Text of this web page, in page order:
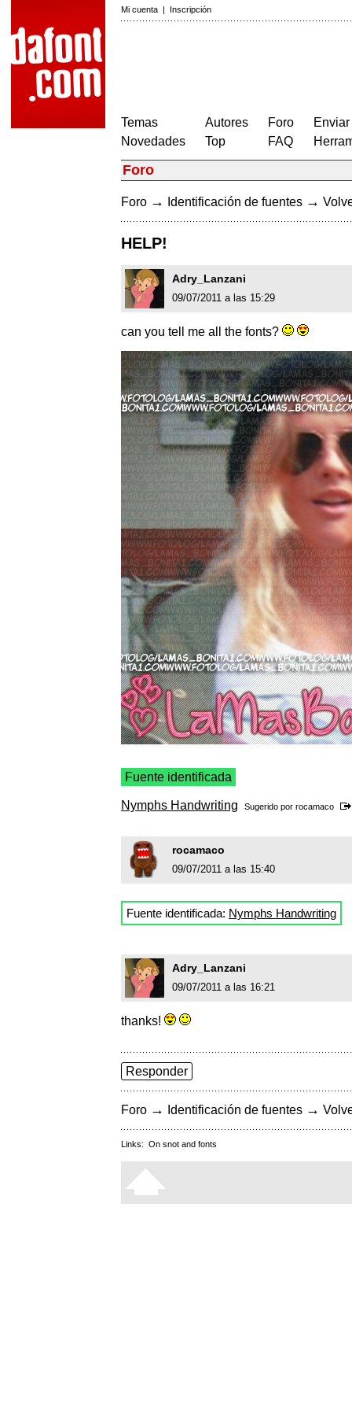
Mi cuenta | Inscripción
Temas
Novedades
Autores
Top
Foro
FAQ
Foro
Foro → Identificación de fuentes →
HELP!
Adry_Lanzani
09/07/2011 a las 15:29
can you tell me all the fonts?
Fuente identificada
Nymphs Handwriting Sugerido por rocamaco
rocamaco
09/07/2011 a las 15:40
Fuente identificada: Nymphs Handwriting
Adry_Lanzani
09/07/2011 a las 16:21
thanks!
Responder
Foro → Identificación de fuentes →
Links: On snot and fonts